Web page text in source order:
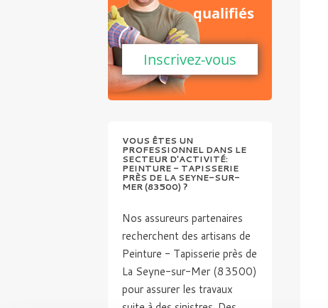
qualifiés
Inscrivez-vous
VOUS ÊTES UN
PROFESSIONNEL DANS LE
SECTEUR D'ACTIVITÉ:
PEINTURE - TAPISSERIE
PRÈS DE LA SEYNE-SUR-
MER (83500) ?
Nos assureurs partenaires
recherchent des artisans de
Peinture - Tapisserie près de
La Seyne-sur-Mer (83500)
pour assurer les travaux